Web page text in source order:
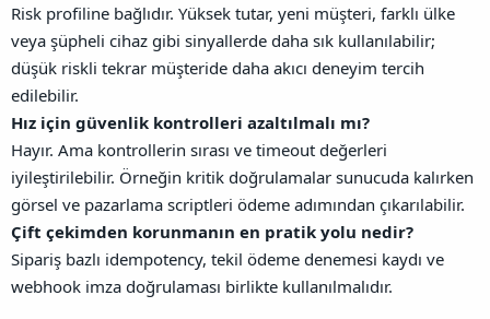
Risk profiline bağlıdır. Yüksek tutar, yeni müşteri, farklı ülke
veya şüpheli cihaz gibi sinyallerde daha sık kullanılabilir;
düşük riskli tekrar müşteride daha akıcı deneyim tercih
edilebilir.
Hız için güvenlik kontrolleri azaltılmalı mı?
Hayır. Ama kontrollerin sırası ve timeout değerleri
iyileştirilebilir. Örneğin kritik doğrulamalar sunucuda kalırken
görsel ve pazarlama scriptleri ödeme adımından çıkarılabilir.
Çift çekimden korunmanın en pratik yolu nedir?
Sipariş bazlı idempotency, tekil ödeme denemesi kaydı ve
webhook imza doğrulaması birlikte kullanılmalıdır.